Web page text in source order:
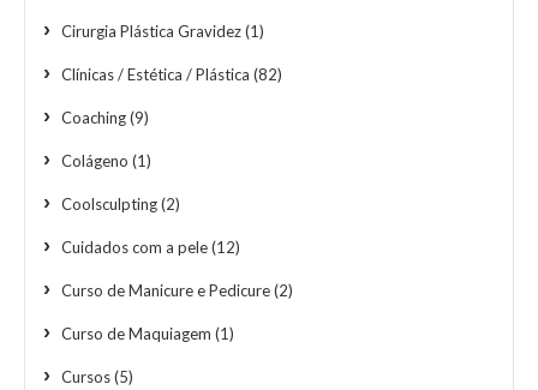
Cirurgia Plástica Gravidez(1)
Clínicas / Estética / Plástica (82)
Coaching(9)
Colágeno (1)
Coolsculpting(2)
Cuidados com a pele(12)
Curso de Manicure e Pedicure(2)
Curso de Maquiagem (1)
Cursos(5)